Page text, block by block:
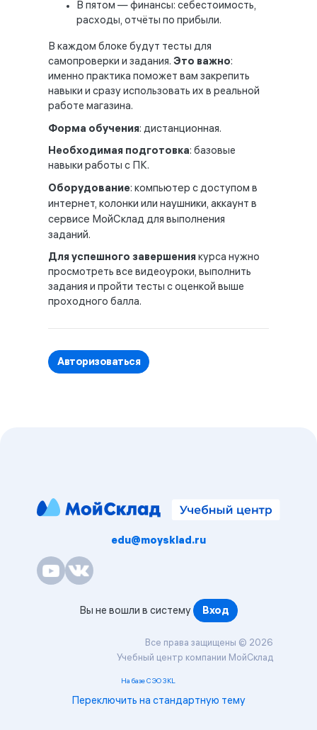
В пятом — финансы: себестоимость,
расходы, отчёты по прибыли.
В каждом блоке будут тесты для
самопроверки и задания. Это важно:
именно практика поможет вам закрепить
навыки и сразу использовать их в реальной
работе магазина.
Форма обучения: дистанционная.
Необходимая подготовка: базовые
навыки работы с ПК.
Оборудование: компьютер с доступом в
интернет, колонки или наушники, аккаунт в
сервисе МойСклад для выполнения
заданий.
Для успешного завершениякурса нужно
просмотреть все видеоуроки, выполнить
задания и пройти тесты с оценкой выше
проходного балла.
Авторизоваться
edu@moysklad.ru
Вы не вошли в систему Вход
Все права защищены © 2026
Учебный центр компании МойСклад
На базе СЭО 3KL
Переключить на стандартную тему